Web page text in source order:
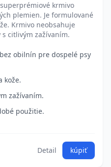
krmivo
plemien. Je formulované
Krmivo neobsahuje
citlivým zažívaním.
obilnín pre dospelé psy
kože.
zažívaním.
použitie.
Detail kúpiť